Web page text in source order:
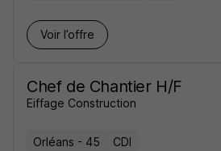
Voir l’offre
Chef de Chantier H/F
Eiffage Construction
Orléans - 45 CDI